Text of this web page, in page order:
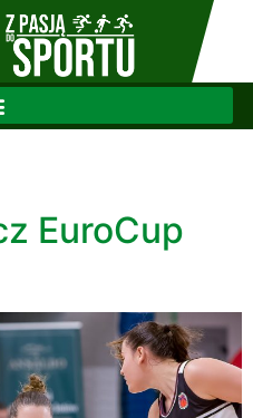
EuroCup